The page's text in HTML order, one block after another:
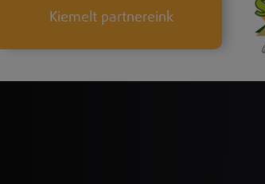
Kiemelt partnereink